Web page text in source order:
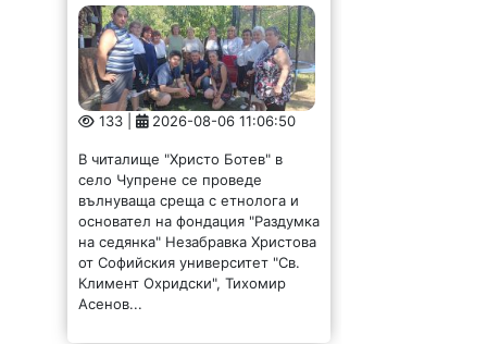
133 | 2026-08-06 11:06:50
В читалище "Христо Ботев" в
село Чупрене се проведе
вълнуваща среща с етнолога и
основател на фондация "Раздумка
на седянка" Незабравка Христова
от Софийския университет "Св.
Климент Охридски", Тихомир
Асенов...
Задържаха дядка,